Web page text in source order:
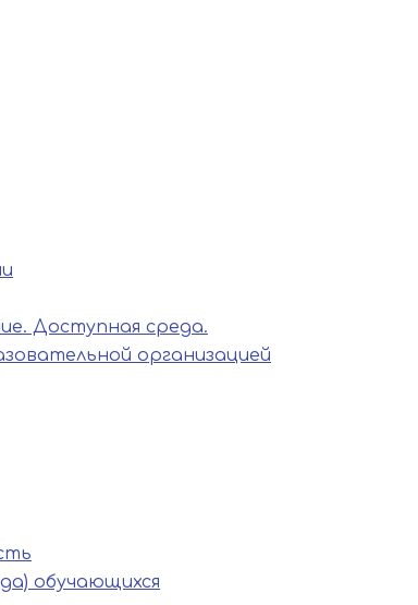
Доступная среда.
организацией
обучающихся